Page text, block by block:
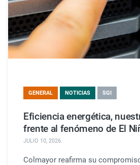
GENERAL NOTICIAS SGI
Eficiencia energética,
frente al fenómeno de El
JULIO 10, 2026.
Colmayor reafirma su